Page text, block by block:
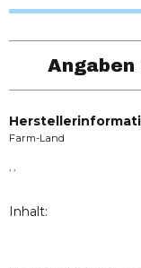
Farm-Land
, ,
Inhalt: